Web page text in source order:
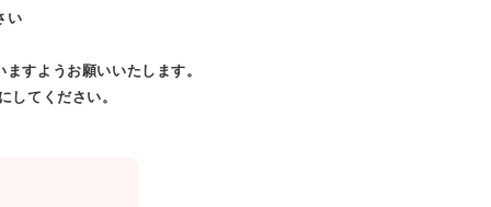
い
すようお願いいたします。
してください。